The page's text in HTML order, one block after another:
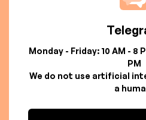
Monday - Friday: 10 AM - 8
PM
We do not use artificial
a